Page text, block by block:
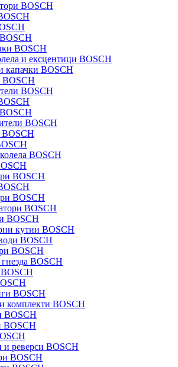
BOSCH
BOSCH
и ексцентици BOSCH
капачки BOSCH
BOSCH
BOSCH
BOSCH
BOSCH
BOSCH
BOSCH
BOSCH
BOSCH
кутии BOSCH
BOSCH
BOSCH
BOSCH
BOSCH
комплекти BOSCH
BOSCH
BOSCH
реверси BOSCH
BOSCH